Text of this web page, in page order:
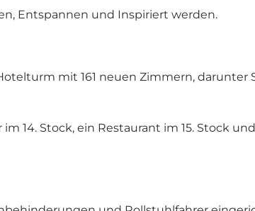
Entspannen und Inspiriert werden.
mit 161 neuen Zimmern,
14. Stock, ein Restaurant im 15. Stock